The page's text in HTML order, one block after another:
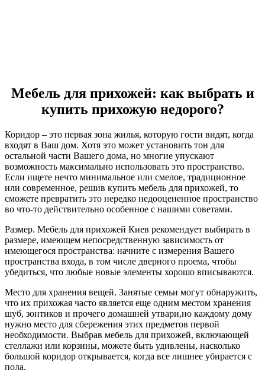
Мебель для прихожей: как выбрать и
купить прихожую недорого?
Коридор – это первая зона жилья, которую гости видят, когда
входят в Ваш дом. Хотя это может установить тон для
остальной части Вашего дома, но многие упускают
возможность максимально использовать это пространство.
Если ищете нечто минимальное или смелое, традиционное
или современное, решив купить мебель для прихожей, то
сможете превратить это нередко недооцененное пространство
во что-то действительно особенное с нашими советами.
Размер. Мебель для прихожей Киев рекомендует выбирать в
размере, имеющем непосредственную зависимость от
имеющегося пространства: начните с измерения Вашего
пространства входа, в том числе дверного проема, чтобы
убедиться, что любые новые элементы хорошо вписываются.
Место для хранения вещей. Занятые семьи могут обнаружить,
что их прихожая часто является еще одним местом хранения
шуб, зонтиков и прочего домашней утвари,но каждому дому
нужно место для сбережения этих предметов первой
необходимости. Выбрав мебель для прихожей, включающей
стеллажи или корзины, можете быть удивлены, насколько
большой коридор открывается, когда все лишнее убирается с
пола.